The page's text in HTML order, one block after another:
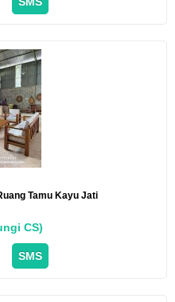
Tamu Kayu Jati
CS)
SMS